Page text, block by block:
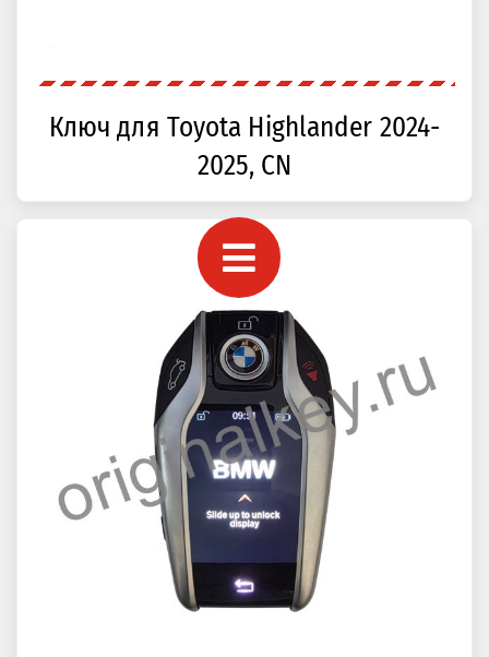
Ключ для Toyota Highlander 2024-
2025, CN